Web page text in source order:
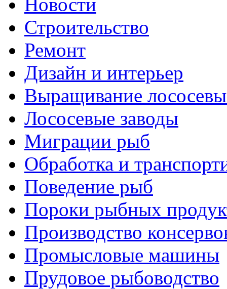
Строительство
Ремонт
Дизайн и интерьер
Выращивание
Лососевые заводы
Миграции рыб
Обработка и
Поведение рыб
Пороки рыбных
Производство
Промысловые машины
Прудовое рыбоводство